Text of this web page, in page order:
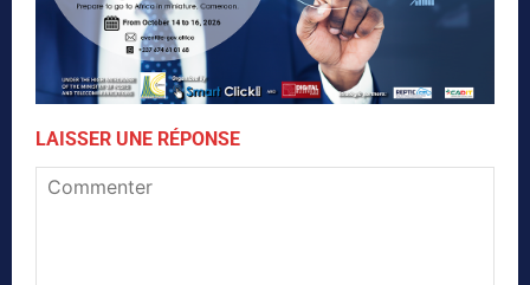
LAISSER UNE RÉPONSE